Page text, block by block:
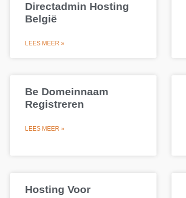
Directadmin Hosting
België
LEES MEER »
Be Domeinnaam
Registreren
LEES MEER »
Hosting Voor